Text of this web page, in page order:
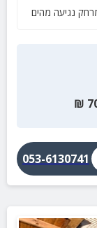
נגיעה מהים
₪
053-6130741